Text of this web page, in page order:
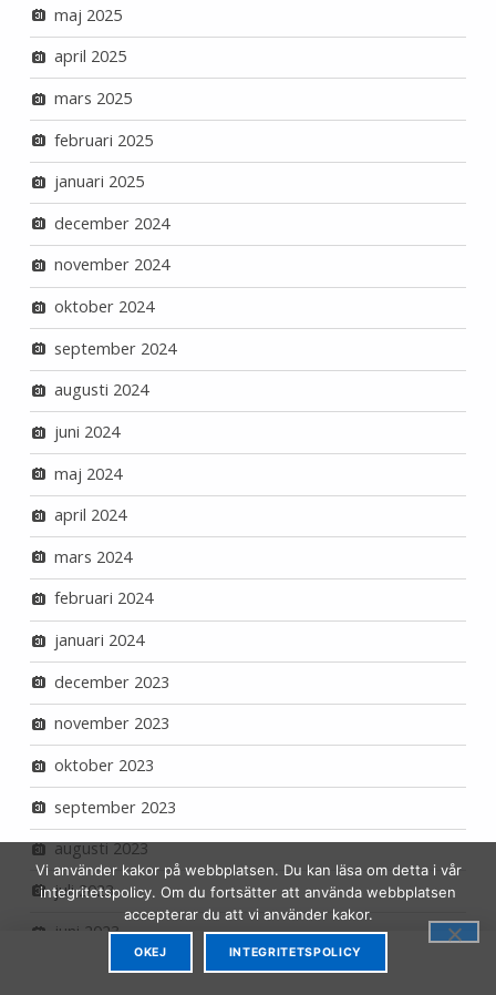
MENU
maj 2025
april 2025
mars 2025
februari 2025
januari 2025
december 2024
november 2024
oktober 2024
september 2024
augusti 2024
juni 2024
maj 2024
april 2024
mars 2024
februari 2024
januari 2024
december 2023
november 2023
oktober 2023
september 2023
augusti 2023
juli 2023
juni 2023
maj 2023
Vi använder kakor på webbplatsen. Du kan läsa om detta i vår
integritetspolicy. Om du fortsätter att använda webbplatsen
accepterar du att vi använder kakor.
OKEJ INTEGRITETSPOLICY